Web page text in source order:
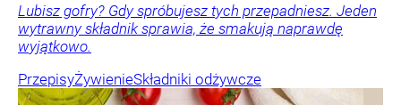
Lubisz gofry? Gdy spróbujesz tych przepadniesz. Jeden
wytrawny składnik sprawia, że smakują naprawdę
wyjątkowo.
PrzepisyŻywienieSkładniki odżywcze